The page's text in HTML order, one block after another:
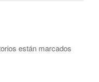
están marcados